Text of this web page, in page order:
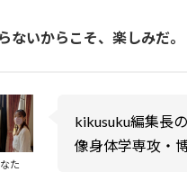
ないからこそ、楽しみだ。
た
kikusuku編集長
像身体学専攻・